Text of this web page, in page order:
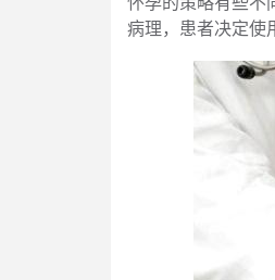
病理，患者决定使